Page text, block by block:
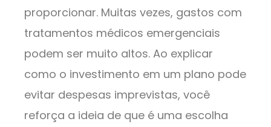
proporcionar. Muitas vezes, gastos com
tratamentos médicos emergenciais
podem ser muito altos. Ao explicar
como o investimento em um plano pode
evitar despesas imprevistas, você
reforça a ideia de que é uma escolha